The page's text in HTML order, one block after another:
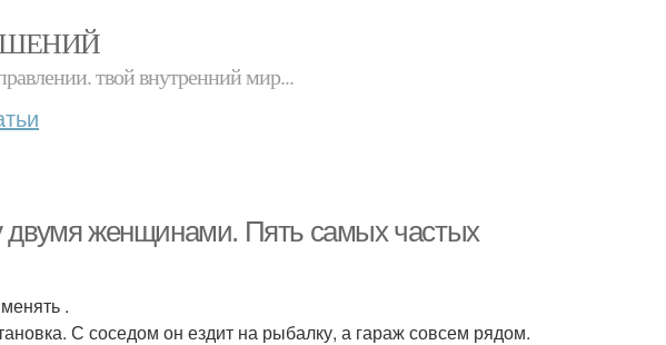
твой внутренний мир...
двумя женщинами. Пять самых частых
.
С соседом он ездит на рыбалку, а гараж совсем рядом.